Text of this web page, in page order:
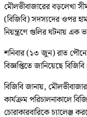
মৌলভীবাজারের বড়লেখা
(বিজিবি) সদস্যদের ওপর
নিয়ন্ত্রণে গুলির ঘটনায় এক
শনিবার (১৩ জুন) রাত
বিজ্ঞপ্তিতে জানিয়েছে বিজিবি।
বিজিবি জানায়,
কার্যক্রম পরিচালনাকালে
চোরাকারবারিকে চ্যালেঞ্জ